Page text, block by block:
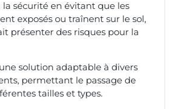
sécurité en évitant que les
exposés ou traînent sur le sol,
présenter des risques pour la
solution adaptable à divers
permettant le passage de
tailles et types.